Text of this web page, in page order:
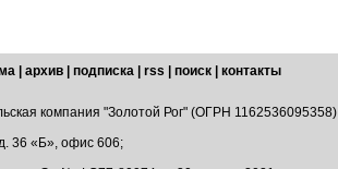
архив подписка rss поиск
контакты
компания "Золотой Рог" (ОГРН 1162536095358)
36 «Б», офис 606;